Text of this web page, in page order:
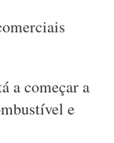
a começar a
e